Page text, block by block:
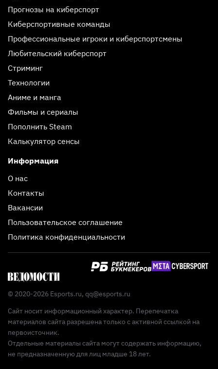
Прогнозы на киберспорт
Киберспортивные команды
Профессиональные игроки и киберспортсмены
Любительский киберспорт
Стриминг
Технологии
Аниме и манга
Фильмы и сериалы
Пополнить Steam
Калькулятор сенсы
Информация
О нас
Контакты
Вакансии
Пользовательское соглашение
Политика конфиденциальности
© 2020-2026 Esports.ru, qq@esports.ru
Сайт носит информационный характер. Перепечатка
материалов сайта разрешена только с активной ссылкой на
первоисточник.
Отдельные материалы сайта могут содержать информацию,
не предназначенную для лиц младше 18 лет.